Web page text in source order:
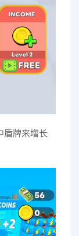
盾牌来增长